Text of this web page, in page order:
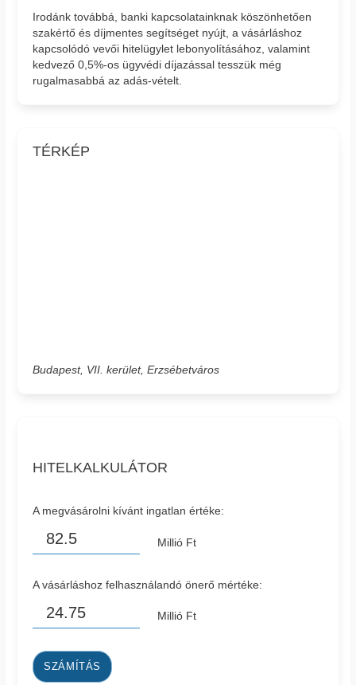
Irodánk továbbá, banki kapcsolatainknak köszönhetően
szakértő és díjmentes segítséget nyújt, a vásárláshoz
kapcsolódó vevői hitelügylet lebonyolításához, valamint
kedvező 0,5%-os ügyvédi díjazással tesszük még
rugalmasabbá az adás-vételt.
TÉRKÉP
Budapest, VII. kerület, Erzsébetváros
HITELKALKULÁTOR
A megvásárolni kívánt ingatlan értéke:
Millió Ft
A vásárláshoz felhasználandó önerő mértéke:
Millió Ft
SZÁMÍTÁS